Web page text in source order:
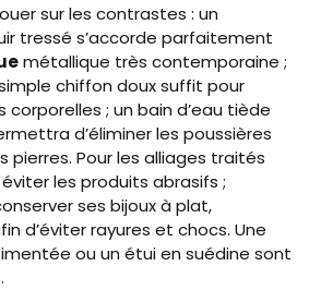
sur les contrastes : un
tressé s’accorde parfaitement
métallique très contemporaine ;
chiffon doux suffit pour
corporelles ; un bain d’eau tiède
d’éliminer les poussières
pierres. Pour les alliages traités
les produits abrasifs ;
ses bijoux à plat,
d’éviter rayures et chocs. Une
ou un étui en suédine sont